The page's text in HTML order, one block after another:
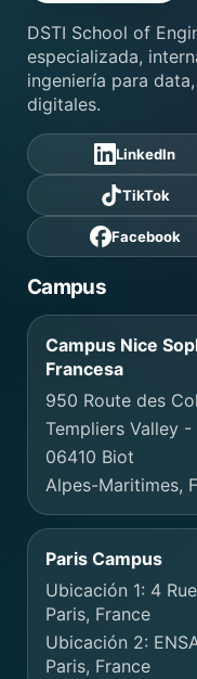
DSTI School of
especializada,
ingeniería para
digitales.
LinkedIn
TikTok
Facebook
Campus
Campus Nice
Francesa
950 Route des
Templiers Valley
06410 Biot
Alpes-Maritimes,
Paris Campus
Ubicación 1: 4
Paris, France
Ubicación 2:
Paris, France